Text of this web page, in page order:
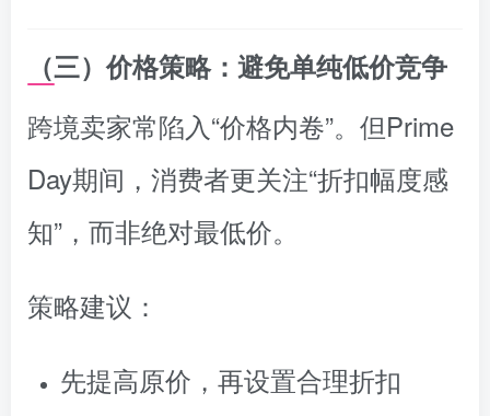
（三）价格策略：避免单纯低价竞争
跨境卖家常陷入“价格内卷”。但Prime
Day期间，消费者更关注“折扣幅度感
知”，而非绝对最低价。
策略建议：
先提高原价，再设置合理折扣